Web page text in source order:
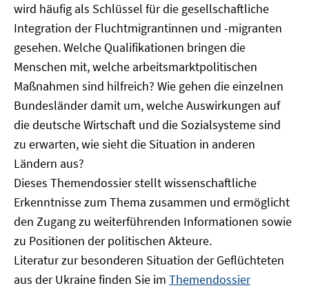
wird häufig als Schlüssel für die gesellschaftliche
Integration der Fluchtmigrantinnen und -migranten
gesehen. Welche Qualifikationen bringen die
Menschen mit, welche arbeitsmarktpolitischen
Maßnahmen sind hilfreich? Wie gehen die einzelnen
Bundesländer damit um, welche Auswirkungen auf
die deutsche Wirtschaft und die Sozialsysteme sind
zu erwarten, wie sieht die Situation in anderen
Ländern aus?
Dieses Themendossier stellt wissenschaftliche
Erkenntnisse zum Thema zusammen und ermöglicht
den Zugang zu weiterführenden Informationen sowie
zu Positionen der politischen Akteure.
Literatur zur besonderen Situation der Geflüchteten
aus der Ukraine finden Sie im Themendossier